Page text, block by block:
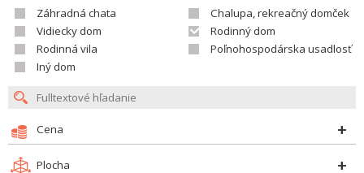
Záhradná chata
Chalupa, rekreačný domček
Vidiecky dom
Rodinný dom
Rodinná vila
Poľnohospodárska usadlosť
Iný dom
Cena
Plocha